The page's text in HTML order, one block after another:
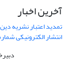
آخرین اخبار
تمدید اعتبار نشریه دین و
انتشار الکترونیکی شماره